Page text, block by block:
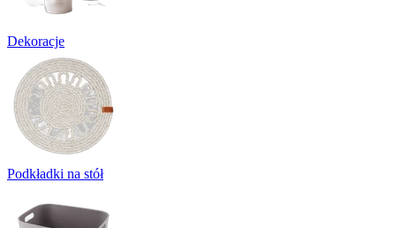
Dekoracje
Podkładki na stół